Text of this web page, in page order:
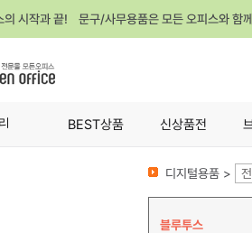
의 시작과 끝! 문구/사무용품은 모든 오피스와 함
BEST상품 신상품전
디지털용품 >
블루투스